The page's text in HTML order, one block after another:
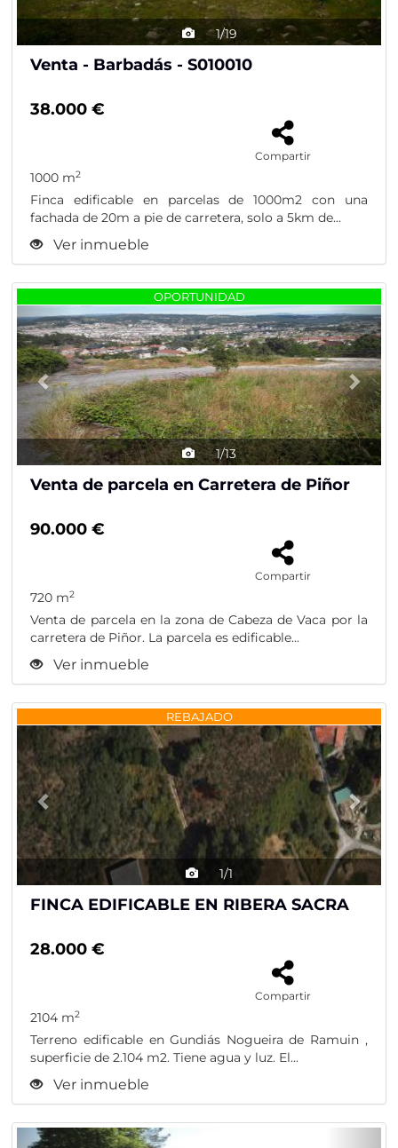
1/19
Venta - Barbadás - S010010
38.000 €
Compartir
1000 m2
Finca edificable en parcelas de 1000m2 con una
fachada de 20m a pie de carretera, solo a 5km de...
Ver inmueble
OPORTUNIDAD
1/13
Previous
Venta de parcela en Carretera de Piñor
90.000 €
Compartir
720 m2
Venta de parcela en la zona de Cabeza de Vaca por la
carretera de Piñor. La parcela es edificable...
Ver inmueble
REBAJADO
1/1
Previous
FINCA EDIFICABLE EN RIBERA SACRA
28.000 €
Compartir
2104 m2
Terreno edificable en Gundiás Nogueira de Ramuin ,
superficie de 2.104 m2. Tiene agua y luz. El...
Ver inmueble
Previous